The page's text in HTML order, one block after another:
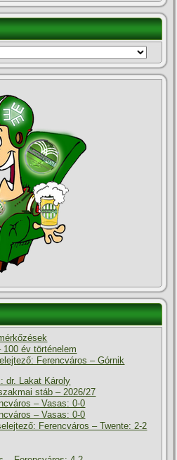
100 év történelem
Ferencváros – Górnik
dr. Lakat Károly
stáb – 2026/27
– Vasas: 0-0
– Vasas: 0-0
Ferencváros – Twente: 2-2